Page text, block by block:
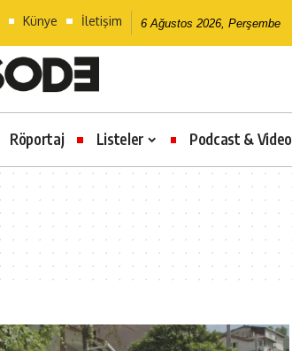
Künye İletişim 6 Ağustos 2026, Perşembe
Röportaj Listeler Podcast & Video